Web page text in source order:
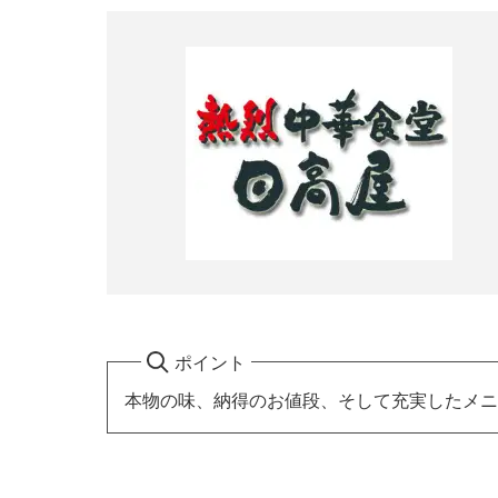
ポイント
本物の味、納得のお値段、そして充実したメ